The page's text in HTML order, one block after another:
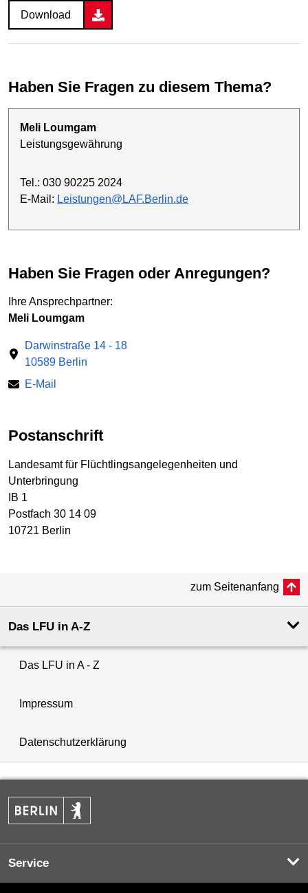
Download
Haben Sie Fragen zu diesem Thema?
Meli Loumgam
Leistungsgewährung
Tel.: 030 90225 2024
E-Mail: Leistungen@LAF.Berlin.de
Haben Sie Fragen oder Anregungen?
Ihre Ansprechpartner:
Meli Loumgam
Darwinstraße 14 - 18
10589 Berlin
E-Mail
Postanschrift
Landesamt für Flüchtlingsangelegenheiten und
Unterbringung
IB 1
Postfach 30 14 09
10721 Berlin
zum Seitenanfang
Das LFU in A-Z
Das LFU in A - Z
Impressum
Datenschutzerklärung
Service